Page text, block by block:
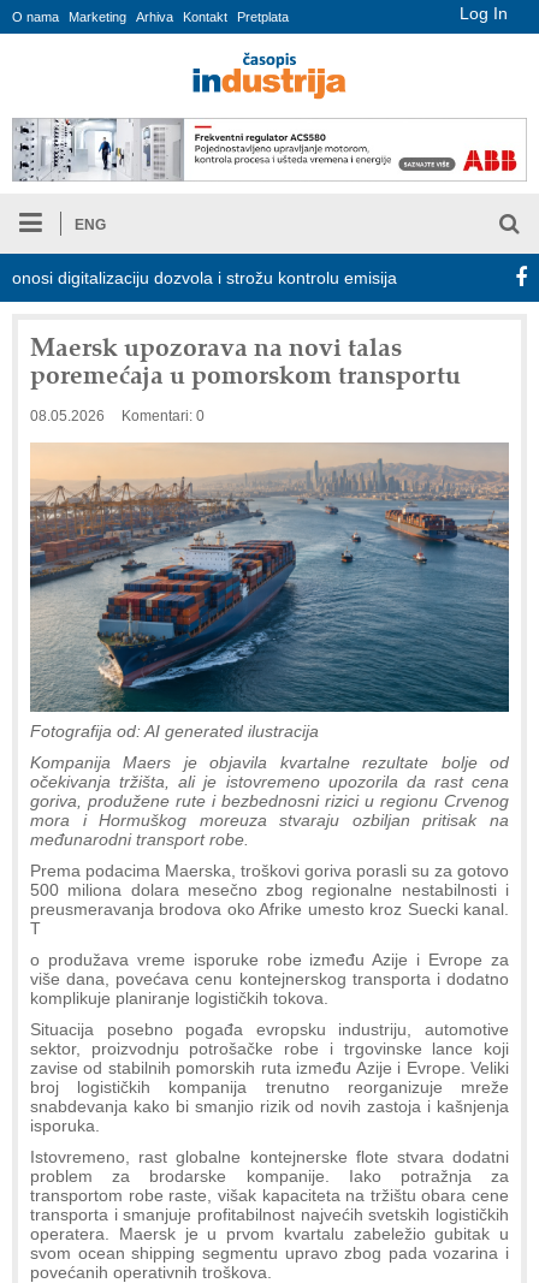
Log In
O nama Marketing Arhiva Kontakt Pretplata
ENG
digitalizaciju dozvola i strožu kontrolu emisija Proizvodnja iC7
Maersk upozorava na novi talas
poremećaja u pomorskom transportu
08.05.2026 Komentari: 0
Fotografija od: AI generated ilustracija
Kompanija Maers je objavila kvartalne rezultate bolje od
očekivanja tržišta, ali je istovremeno upozorila da rast cena
goriva, produžene rute i bezbednosni rizici u regionu Crvenog
mora i Hormuškog moreuza stvaraju ozbiljan pritisak na
međunarodni transport robe.
Prema podacima Maerska, troškovi goriva porasli su za gotovo
500 miliona dolara mesečno zbog regionalne nestabilnosti i
preusmeravanja brodova oko Afrike umesto kroz Suecki kanal.
T
o produžava vreme isporuke robe između Azije i Evrope za
više dana, povećava cenu kontejnerskog transporta i dodatno
komplikuje planiranje logističkih tokova.
Situacija posebno pogađa evropsku industriju, automotive
sektor, proizvodnju potrošačke robe i trgovinske lance koji
zavise od stabilnih pomorskih ruta između Azije i Evrope. Veliki
broj logističkih kompanija trenutno reorganizuje mreže
snabdevanja kako bi smanjio rizik od novih zastoja i kašnjenja
isporuka.
Istovremeno, rast globalne kontejnerske flote stvara dodatni
problem za brodarske kompanije. Iako potražnja za
transportom robe raste, višak kapaciteta na tržištu obara cene
transporta i smanjuje profitabilnost najvećih svetskih logističkih
operatera. Maersk je u prvom kvartalu zabeležio gubitak u
svom ocean shipping segmentu upravo zbog pada vozarina i
povećanih operativnih troškova.